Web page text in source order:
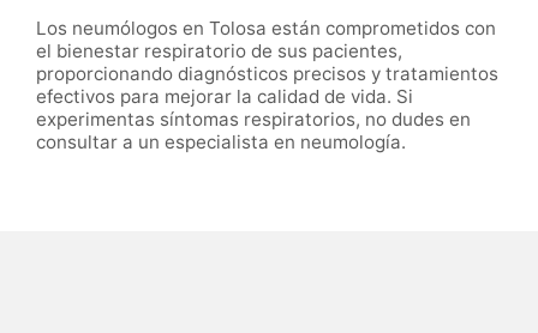
Los neumólogos en Tolosa están comprometidos con
el bienestar respiratorio de sus pacientes,
proporcionando diagnósticos precisos y tratamientos
efectivos para mejorar la calidad de vida. Si
experimentas síntomas respiratorios, no dudes en
consultar a un especialista en neumología.